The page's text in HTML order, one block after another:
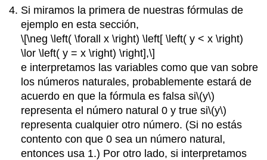
Si miramos la primera de nuestras fórmulas de
ejemplo en esta sección,
\[\neg \left( \forall x \right) \left[ \left( y < x \right)
\lor \left( y = x \right) \right],\]
e interpretamos las variables como que van sobre
los números naturales, probablemente estará de
acuerdo en que la fórmula es falsa si\(y\)
representa el número natural 0 y true si\(y\)
representa cualquier otro número. (Si no estás
contento con que 0 sea un número natural,
entonces usa 1.) Por otro lado, si interpretamos